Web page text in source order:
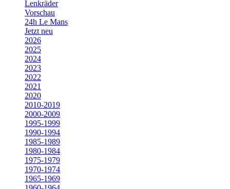
Lenkräder
Vorschau
24h Le Mans
Jetzt neu
2026
2025
2024
2023
2022
2021
2020
2010-2019
2000-2009
1995-1999
1990-1994
1985-1989
1980-1984
1975-1979
1970-1974
1965-1969